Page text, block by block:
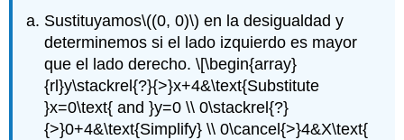
Sustituyamos\((0, 0)\) en la desigualdad y
determinemos si el lado izquierdo es mayor
que el lado derecho.\[\begin{array}
{rl}y\stackrel{?}{>}x+4&\text{Substitute
}x=0\text{ and }y=0 \\ 0\stackrel{?}
{>}0+4&\text{Simplify} \\ 0\cancel{>}4&X\text{